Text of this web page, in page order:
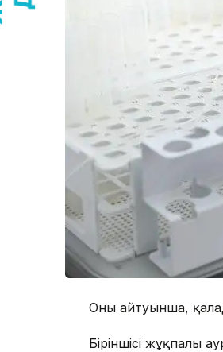
Оның айтуынша,
Біріншісі жұқпалы